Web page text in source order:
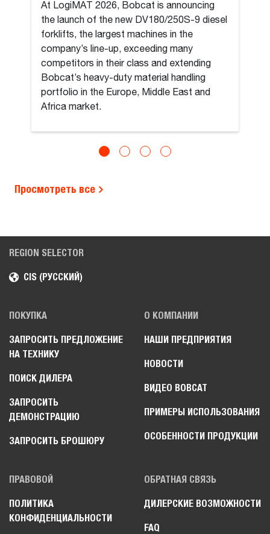
At LogiMAT 2026, Bobcat is announcing
the launch of the new DV180/250S-9 diesel
forklifts, the largest machines in the
company’s line-up, exceeding many
competitors in their class and extending
Bobcat’s heavy-duty material handling
portfolio in the Europe, Middle East and
Africa market.
Просмотреть все
REGION SELECTOR
CIS (РУССКИЙ)
ПОКУПКА
ЗАПРОСИТЬ ПРЕДЛОЖЕНИЕ
НА ТЕХНИКУ
ПОИСК ДИЛЕРА
ЗАПРОСИТЬ
ДЕМОНСТРАЦИЮ
ЗАПРОСИТЬ БРОШЮРУ
О КОМПАНИИ
НАШИ ПРЕДПРИЯТИЯ
НОВОСТИ
ВИДЕО BOBCAT
ПРИМЕРЫ ИСПОЛЬЗОВАНИЯ
ОСОБЕННОСТИ ПРОДУКЦИИ
ПРАВОВОЙ
ПОЛИТИКА
КОНФИДЕНЦИАЛЬНОСТИ
ОБРАТНАЯ СВЯЗЬ
ДИЛЕРСКИЕ ВОЗМОЖНОСТИ
FAQ